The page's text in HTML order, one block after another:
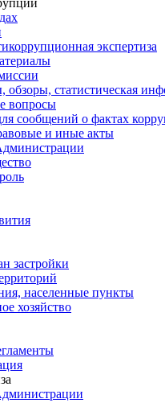
экспертиза
обзоры, статистическая
вопросы
сообщений о фактах
и иные акты
застройки
населенные пункты
хозяйство